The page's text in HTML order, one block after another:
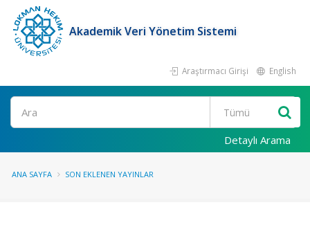
Akademik Veri Yönetim Sistemi
Araştırmacı Girişi English
Ara
Detaylı Arama
ANA SAYFA SON EKLENEN YAYINLAR